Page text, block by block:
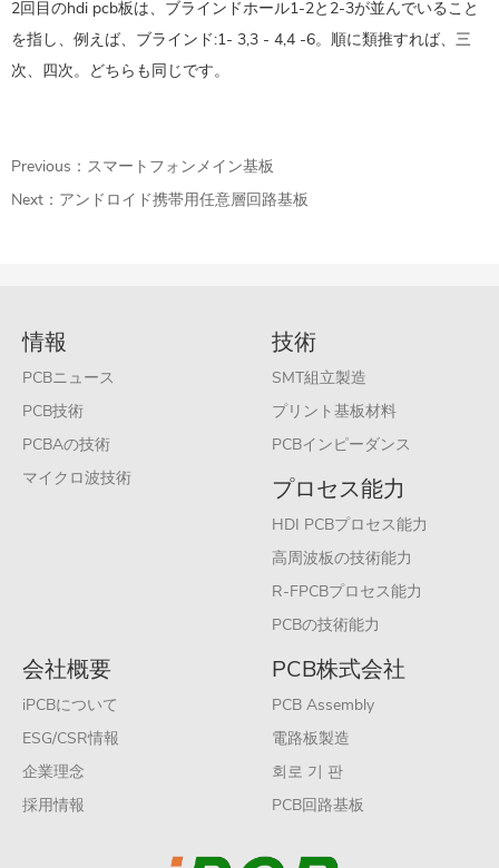
2回目のhdi pcb板は、ブラインドホール1-2と2-3が並んでいること
を指し、例えば、ブラインド:1- 3,3 - 4,4 -6。順に類推すれば、三
次、四次。どちらも同じです。
Previous： スマートフォンメイン基板
Next： アンドロイド携帯用任意層回路基板
情報
PCBニュース
PCB技術
PCBAの技術
マイクロ波技術
技術
SMT組立製造
プリント基板材料
PCBインピーダンス
プロセス能力
HDI PCBプロセス能力
高周波板の技術能力
R-FPCBプロセス能力
PCBの技術能力
会社概要
iPCBについて
ESG/CSR情報
企業理念
採用情報
PCB株式会社
PCB Assembly
電路板製造
회로 기 판
PCB回路基板